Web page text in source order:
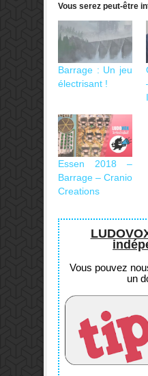
Vous serez peut-être
Barrage : Un jeu
électrisant !
Essen 2018 –
Barrage – Cranio
Creations
Vous pouvez
un